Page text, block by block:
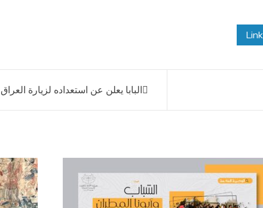
البابا يعلن عن استعداده لزيارة العراق